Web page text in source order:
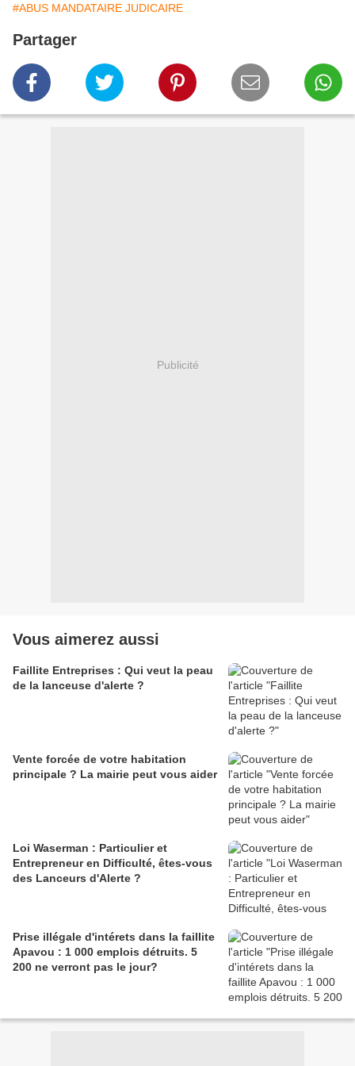
#ABUS MANDATAIRE JUDICAIRE
Partager
Publicité
Vous aimerez aussi
Faillite Entreprises : Qui veut la peau
de la lanceuse d'alerte ?
Vente forcée de votre habitation
principale ? La mairie peut vous aider
Loi Waserman : Particulier et
Entrepreneur en Difficulté, êtes-vous
des Lanceurs d'Alerte ?
Prise illégale d'intérets dans la faillite
Apavou : 1 000 emplois détruits. 5
200 ne verront pas le jour?